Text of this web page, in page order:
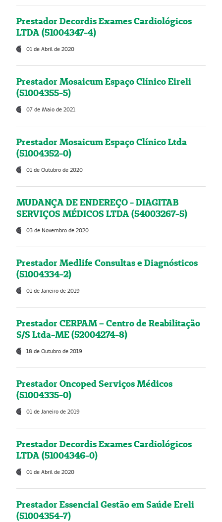
Prestador Decordis Exames Cardiológicos
LTDA (51004347-4)
01 de Abril de 2020
Prestador Mosaicum Espaço Clínico Eireli
(51004355-5)
07 de Maio de 2021
Prestador Mosaicum Espaço Clínico Ltda
(51004352-0)
01 de Outubro de 2020
MUDANÇA DE ENDEREÇO - DIAGITAB
SERVIÇOS MÉDICOS LTDA (54003267-5)
03 de Novembro de 2020
Prestador Medlife Consultas e Diagnósticos
(51004334-2)
01 de Janeiro de 2019
Prestador CERPAM – Centro de Reabilitação
S/S Ltda-ME (52004274-8)
18 de Outubro de 2019
Prestador Oncoped Serviços Médicos
(51004335-0)
01 de Janeiro de 2019
Prestador Decordis Exames Cardiológicos
LTDA (51004346-0)
01 de Abril de 2020
Prestador Essencial Gestão em Saúde Ereli
(51004354-7)